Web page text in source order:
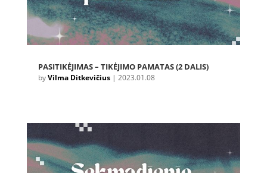
PASITIKĖJIMAS – TIKĖJIMO PAMATAS (2 DALIS)
byVilma Ditkevičius| 2023.01.08